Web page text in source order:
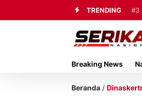
TRENDING #3
Breaking News
Beranda /